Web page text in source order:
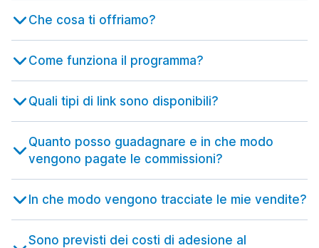
Che cosa ti offriamo?
Come funziona il programma?
Quali tipi di link sono disponibili?
Quanto posso guadagnare e in che modo
vengono pagate le commissioni?
In che modo vengono tracciate le mie vendite?
Sono previsti dei costi di adesione al